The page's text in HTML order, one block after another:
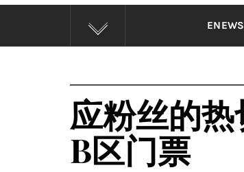
ENEWS
应粉丝的
B区门票